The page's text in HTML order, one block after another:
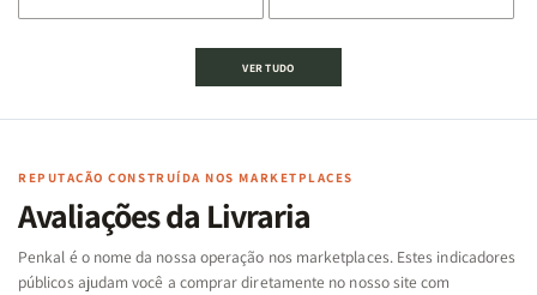
de
Cartas
Famílias
Bíblia
-
Penkal
de
Jogo
Cartas
Famílias
da
Bíblia
-
Penkal
de
Jogo
|
de
de
|
VER TUDO
REPUTAÇÃO CONSTRUÍDA NOS MARKETPLACES
Avaliações da Livraria
Penkal é o nome da nossa operação nos marketplaces. Estes indicadores
públicos ajudam você a comprar diretamente no nosso site com